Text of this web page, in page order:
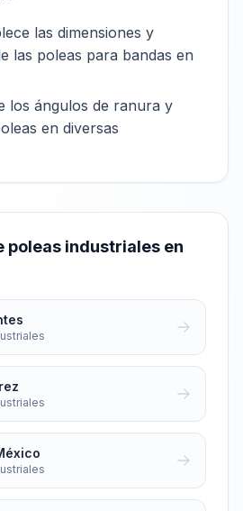
las dimensiones y
las poleas para bandas en
los ángulos de ranura y
en diversas
poleas industriales en